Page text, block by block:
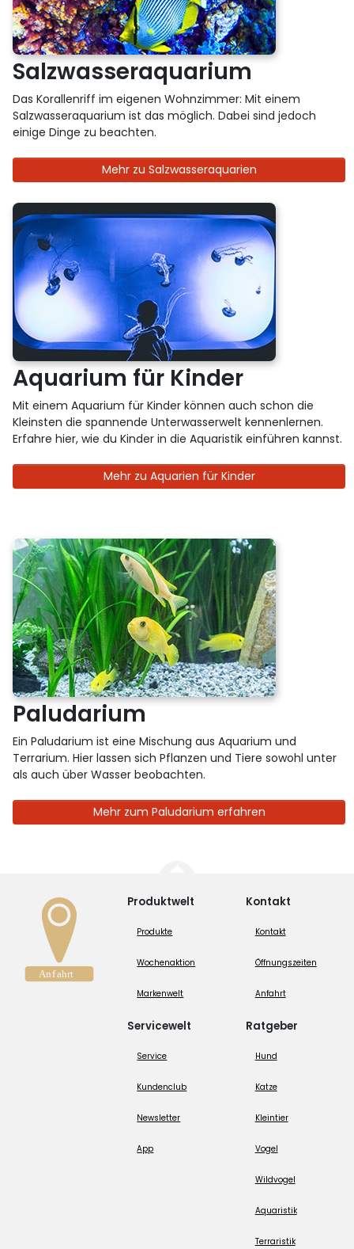
Salzwasseraquarium
Das Korallenriff im eigenen Wohnzimmer: Mit einem
Salzwasseraquarium ist das möglich. Dabei sind jedoch
einige Dinge zu beachten.
Mehr zu Salzwasseraquarien
Aquarium für Kinder
Mit einem Aquarium für Kinder können auch schon die
Kleinsten die spannende Unterwasserwelt kennenlernen.
Erfahre hier, wie du Kinder in die Aquaristik einführen kannst.
Mehr zu Aquarien für Kinder
Paludarium
Ein Paludarium ist eine Mischung aus Aquarium und
Terrarium. Hier lassen sich Pflanzen und Tiere sowohl unter
als auch über Wasser beobachten.
Mehr zum Paludarium erfahren
Produktwelt
Produkte
Wochenaktion
Markenwelt
Servicewelt
Service
Kundenclub
Newsletter
App
Kontakt
Kontakt
Öffnungszeiten
Anfahrt
Ratgeber
Hund
Katze
Kleintier
Vogel
Wildvogel
Aquaristik
Terraristik